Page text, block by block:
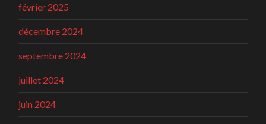
février 2025
décembre 2024
septembre 2024
juillet 2024
juin 2024